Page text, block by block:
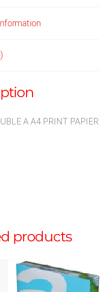
A A4 PRINT PAPIER.
products